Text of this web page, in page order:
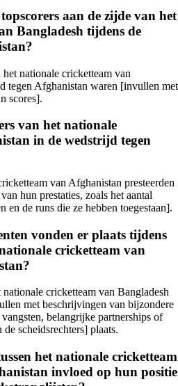
aan de zijde van het
Bangladesh tijdens de
nationale cricketteam van
tegen Afghanistan waren [invullen met
scores].
van het nationale
in de wedstrijd tegen
van Afghanistan presteerden
hun prestaties, zoals het aantal
en de runs die ze hebben toegestaan].
vonden er plaats tijdens
cricketteam van
cricketteam van Bangladesh
met beschrijvingen van bijzondere
belangrijke partnerships of
scheidsrechters] plaats.
het nationale cricketteam
invloed op hun positie